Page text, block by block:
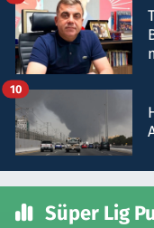
10
Süper Lig